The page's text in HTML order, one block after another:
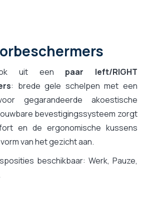
uit een paar left/RIGHT
: brede gele schelpen met een
gegarandeerde akoestische
bevestigingssysteem zorgt
en de ergonomische kussens
van het gezicht aan.
beschikbaar: Werk, Pauze,